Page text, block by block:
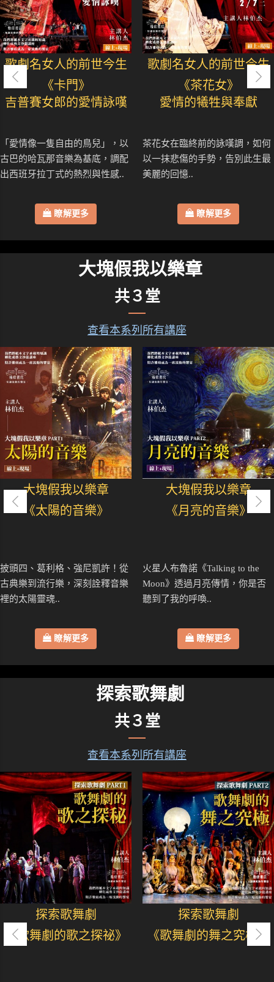
歌劇名女人的前世今生
《卡門》
吉普賽女郎的愛情詠嘆
「愛情像一隻自由的鳥兒」，以
古巴的哈瓦那音樂為基底，調配
出西班牙拉丁式的熱烈與性感..
瞭解更多
歌劇名女人的前世今生
《茶花女》
愛情的犧牲與奉獻
茶花女在臨終前的詠嘆調，如何
以一抹悲傷的手勢，告別此生最
美麗的回憶..
瞭解更多
大塊假我以樂章
共３堂
查看本系列所有講座
大塊假我以樂章
《太陽的音樂》
披頭四、葛利格、強尼凱許！從
古典樂到流行樂，深刻詮釋音樂
裡的太陽靈魂..
瞭解更多
大塊假我以樂章
《月亮的音樂》
火星人布魯諾《Talking to the
Moon》透過月亮傳情，你是否
聽到了我的呼喚..
瞭解更多
探索歌舞劇
共３堂
查看本系列所有講座
探索歌舞劇
《歌舞劇的歌之探祕》
探索歌舞劇
《歌舞劇的舞之究極》